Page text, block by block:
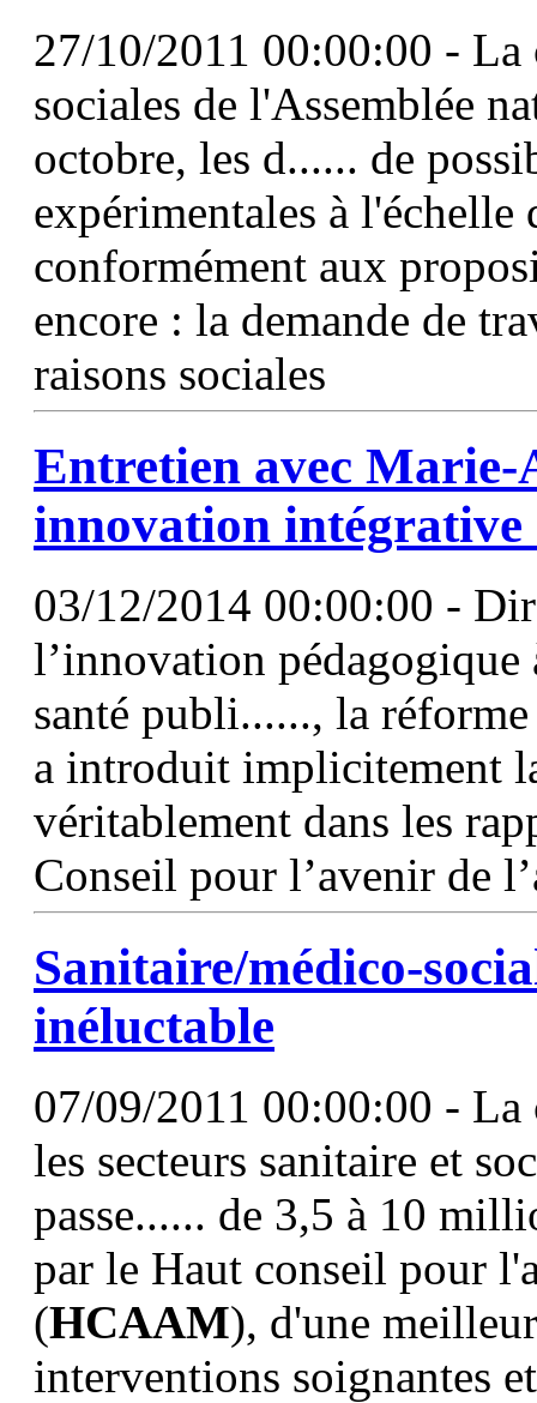
27/10/2011 00:00:00 - La
sociales de l'Assemblée
octobre, les d...... de
expérimentales à l'échelle
conformément aux
encore : la demande de
raisons sociales
Entretien avec
innovation intégrative
03/12/2014 00:00:00 -
l’innovation pédagogique
santé publi......, la
a introduit implicitement
véritablement dans les
Conseil pour l’avenir de
Sanitaire/médico-
inéluctable
07/09/2011 00:00:00 - La
les secteurs sanitaire et
passe...... de 3,5 à 10
par le Haut conseil pour
(HCAAM), d'une
interventions soignantes